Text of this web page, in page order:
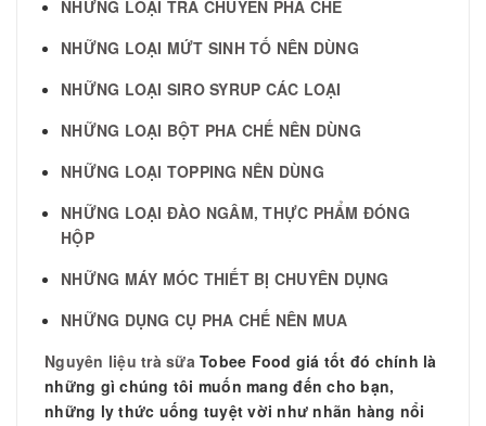
NHỮNG LOẠI TRÀ CHUYÊN PHA CHẾ
NHỮNG LOẠI MỨT SINH TỐ NÊN DÙNG
NHỮNG LOẠI SIRO SYRUP CÁC LOẠI
NHỮNG LOẠI BỘT PHA CHẾ NÊN DÙNG
NHỮNG LOẠI TOPPING NÊN DÙNG
NHỮNG LOẠI ĐÀO NGÂM, THỰC PHẨM ĐÓNG
HỘP
NHỮNG MÁY MÓC THIẾT BỊ CHUYÊN DỤNG
NHỮNG DỤNG CỤ PHA CHẾ NÊN MUA
Nguyên liệu trà sữa Tobee Food giá tốt đó chính là
những gì chúng tôi muốn mang đến cho bạn,
những ly thức uống tuyệt vời như nhãn hàng nổi